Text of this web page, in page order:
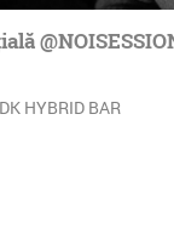
HYBRID BAR